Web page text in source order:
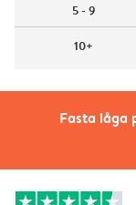
Fasta låga
5 - 9
10+